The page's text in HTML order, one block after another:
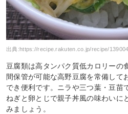
出典: https://recipe.rakuten.co.jp/recipe/
豆腐類は高タンパク質低カロリーの
間保管が可能な高野豆腐を常備して
でき便利です。ニラや三つ葉・豆苗
ねぎと卵とじで親子丼風の味わいに
みましょう。